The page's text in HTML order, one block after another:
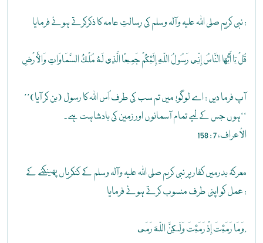
نبی کریم صلی اللہ علیہ وآلہ وسلم کی رِسالتِ عامہ کا ذکرکرتے ہوئے فرمایا :
قُلْ يَا أَيُّهَا النَّاسُ إِنِّي رَسُولُ اللّهِ إِلَيْكُمْ جَمِيعًا الَّذِي لَهُ مُلْكُ السَّمَاوَاتِ وَالْأَرْضِ
’’آپ فرما دیں : اے لوگو! میں تم سب کی طرف اُس اللہ کا رسول (بن کر آیا)
ہوں جس کے لیے تمام آسمانوں اور زمین کی بادشاہت ہے۔‘‘
الأعراف، 7 : 158
معرکۂ بدرمیں کفار پر نبی کریم صلی اللہ علیہ وآلہ وسلم کے کنکریاں پھینکنے کے
عمل کو اپنی طرف منسوب کرتے ہوئے فرمایا :
وَمَا رَمَيْتَ إِذْ رَمَيْتَ وَلَـكِنَّ اللّهَ رَمَى.